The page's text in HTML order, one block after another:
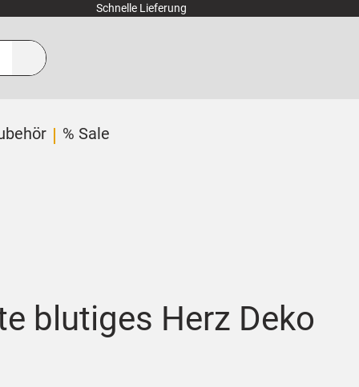
Schnelle Lieferung
% Sale
blutiges Herz Deko